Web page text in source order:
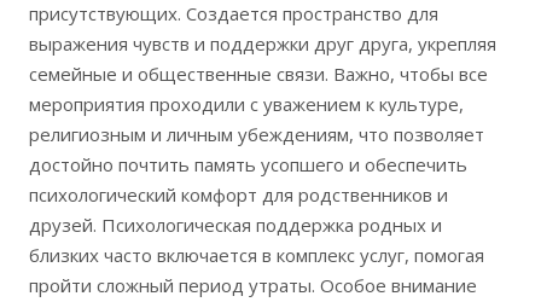
присутствующих. Создается пространство для
выражения чувств и поддержки друг друга, укрепляя
семейные и общественные связи. Важно, чтобы все
мероприятия проходили с уважением к культуре,
религиозным и личным убеждениям, что позволяет
достойно почтить память усопшего и обеспечить
психологический комфорт для родственников и
друзей. Психологическая поддержка родных и
близких часто включается в комплекс услуг, помогая
пройти сложный период утраты. Особое внимание